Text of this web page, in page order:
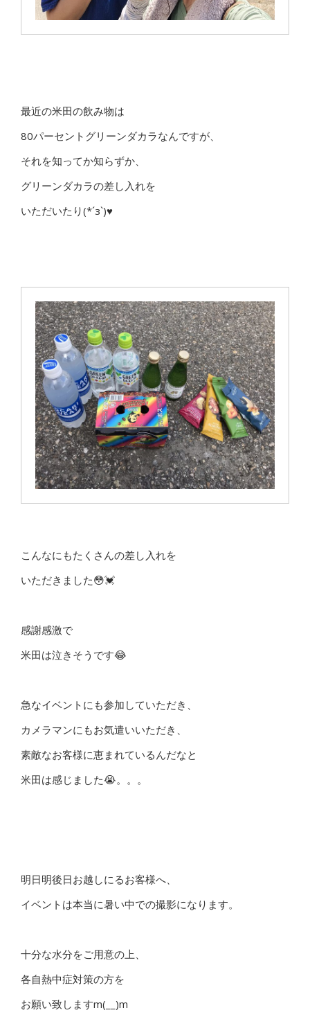
最近の米田の飲み物は
80パーセントグリーンダカラなんですが、
それを知ってか知らずか、
グリーンダカラの差し入れを
いただいたり(*´з`)♥
こんなにもたくさんの差し入れを
いただきました😳💓
感謝感激で
米田は泣きそうです😂
急なイベントにも参加していただき、
カメラマンにもお気遣いいただき、
素敵なお客様に恵まれているんだなと
米田は感じました😭。。。
明日明後日お越しにるお客様へ、
イベントは本当に暑い中での撮影になります。
十分な水分をご用意の上、
各自熱中症対策の方を
お願い致しますm(__)m